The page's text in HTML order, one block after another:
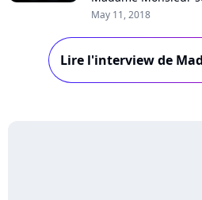
partie de notre
le plus, la petite
créer...
May 11, 2018
Lire l'interview de